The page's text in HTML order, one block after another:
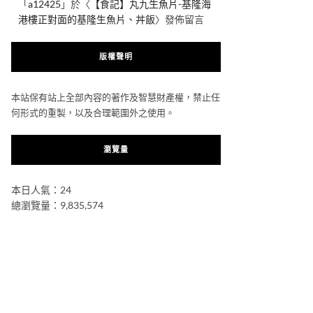
「a12425 」於〈 【食記】丸九生魚片-基隆海
港樓正對面的基隆生魚片、丼飯〉發佈留言
版權聲明
本站保有站上全部內容的著作及智慧財產權，禁止任
何形式的重製，以及合理範圍外之使用。
瀏覽量
本日人氣：24
總瀏覽量：9,835,574